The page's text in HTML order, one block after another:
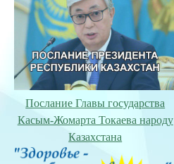
Послание Главы государства
Касым-Жомарта Токаева народу
Казахстана